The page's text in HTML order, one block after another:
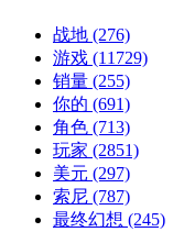
战地 (276)
游戏 (11729)
销量 (255)
你的 (691)
角色 (713)
玩家 (2851)
美元 (297)
索尼 (787)
最终幻想 (245)